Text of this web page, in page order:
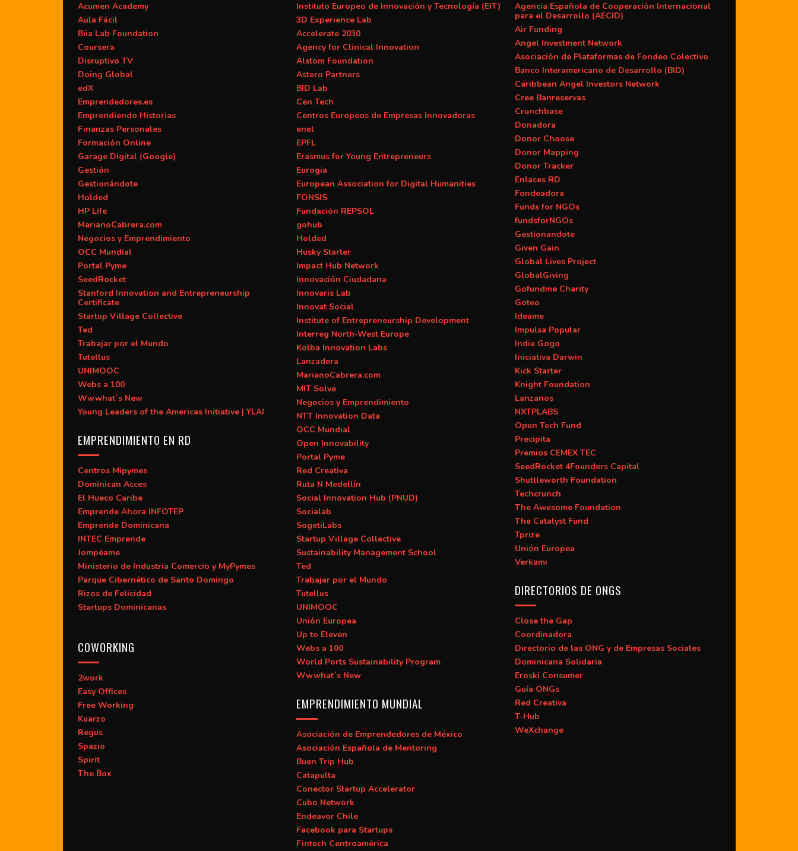
Acumen Academy
Aula Fácil
Biia Lab Foundation
Coursera
Disruptivo TV
Doing Global
edX
Emprendedores.es
Emprendiendo Historias
Finanzas Personales
Formación Online
Garage Digital (Google)
Gestión
Gestionándote
Holded
HP Life
MarianoCabrera.com
Negocios y Emprendimiento
OCC Mundial
Portal Pyme
SeedRocket
Stanford Innovation and Entrepreneurship
Certificate
Startup Village Collective
Ted
Trabajar por el Mundo
Tutellus
UNIMOOC
Webs a 100
Wwwhat´s New
Young Leaders of the Americas Initiative | YLAI
EMPRENDIMIENTO EN RD
Centros Mipymes
Dominican Acces
El Hueco Caribe
Emprende Ahora INFOTEP
Emprende Dominicana
INTEC Emprende
Jompéame
Ministerio de Industria Comercio y MyPymes
Parque Cibernético de Santo Domingo
Rizos de Felicidad
Startups Dominicanas
COWORKING
2work
Easy Offices
Free Working
Kuarzo
Regus
Spazio
Spirit
The Box
Instituto Europeo de Innovación y Tecnología (EIT)
3D Experience Lab
Accelerate 2030
Agency for Clinical Innovation
Alstom Foundation
Astero Partners
BID Lab
Cen Tech
Centros Europeos de Empresas Innovadoras
enel
EPFL
Erasmus for Young Entrepreneurs
Eurogia
European Association for Digital Humanities
FONSIS
Fundación REPSOL
gohub
Holded
Husky Starter
Impact Hub Network
Innovación Ciudadana
Innovaris Lab
Innovat Social
Institute of Entrepreneurship Development
Interreg North-West Europe
Kolba Innovation Labs
Lanzadera
MarianoCabrera.com
MIT Solve
Negocios y Emprendimiento
NTT Innovation Data
OCC Mundial
Open Innovability
Portal Pyme
Red Creativa
Ruta N Medellín
Social Innovation Hub (PNUD)
Socialab
SogetiLabs
Startup Village Collective
Sustainability Management School
Ted
Trabajar por el Mundo
Tutellus
UNIMOOC
Unión Europea
Up to Eleven
Webs a 100
World Ports Sustainability Program
Wwwhat´s New
EMPRENDIMIENTO MUNDIAL
Asociación de Emprendedores de México
Asociación Española de Mentoring
Buen Trip Hub
Catapulta
Conector Startup Accelerator
Cubo Network
Endeavor Chile
Facebook para Startups
Fintech Centroamérica
Agencia Española de Cooperación Internacional
para el Desarrollo (AECID)
Air Funding
Angel Investment Network
Asociación de Plataformas de Fondeo Colectivo
Banco Interamericano de Desarrollo (BID)
Caribbean Angel Investors Network
Cree Banreservas
Crunchbase
Donadora
Donor Choose
Donor Mapping
Donor Tracker
Enlaces RD
Fondeadora
Funds for NGOs
fundsforNGOs
Gestionandote
Given Gain
Global Lives Project
GlobalGiving
Gofundme Charity
Goteo
Ideame
Impulsa Popular
Indie Gogo
Iniciativa Darwin
Kick Starter
Knight Foundation
Lanzanos
NXTPLABS
Open Tech Fund
Precipita
Premios CEMEX TEC
SeedRocket 4Founders Capital
Shuttleworth Foundation
Techcrunch
The Awesome Foundation
The Catalyst Fund
Tprize
Unión Europea
Verkami
DIRECTORIOS DE ONGS
Close the Gap
Coordinadora
Directorio de las ONG y de Empresas Sociales
Dominicana Solidaria
Eroski Consumer
Guía ONGs
Red Creativa
T-Hub
WeXchange